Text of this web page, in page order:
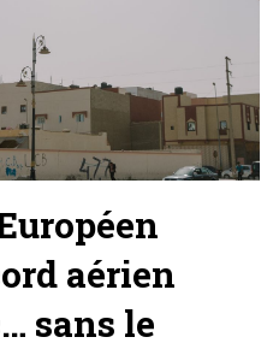
aérien
sans le